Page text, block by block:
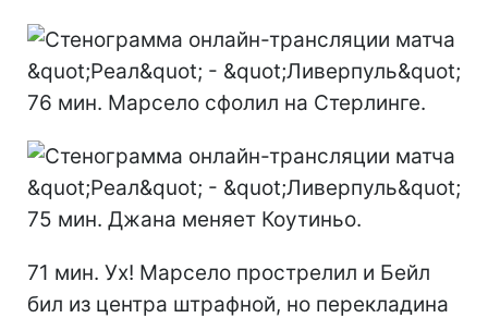
76 мин. Марсело сфолил на Стерлинге.
75 мин. Джана меняет Коутиньо.
71 мин. Ух! Марсело прострелил и Бейл
бил из центра штрафной, но перекладина